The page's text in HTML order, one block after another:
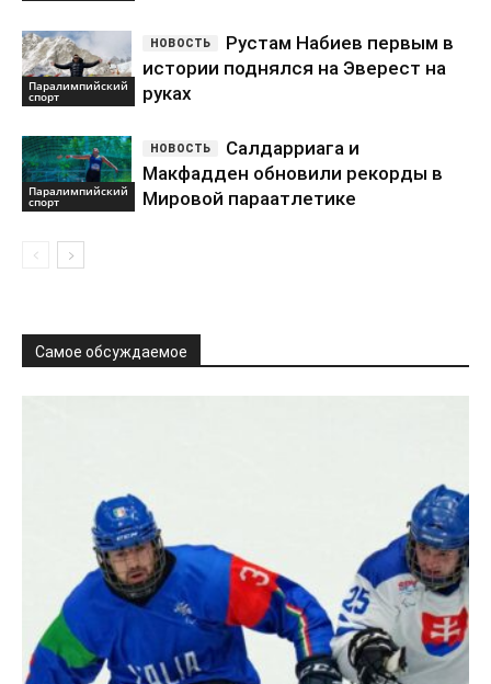
Паралимпийский
спорт
Рустам Набиев первым в
истории поднялся на Эверест на
руках
Паралимпийский
спорт
Салдарриага и
Макфадден обновили рекорды в
Мировой параатлетике
Самое обсуждаемое